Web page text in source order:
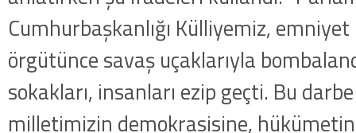
Cumhurbaşkanlığı Külliyemiz,
örgütünce savaş uçaklarıyla
sokakları, insanları ezip geçti. Bu
milletimizin demokrasisine,